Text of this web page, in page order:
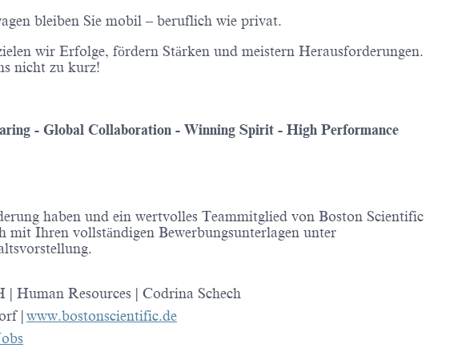
bleiben Sie mobil – beruflich wie privat.
wir Erfolge, fördern Stärken und meistern Herausforderungen.
nicht zu kurz!
- Global Collaboration - Winning Spirit - High Performance
haben und ein wertvolles Teammitglied von Boston Scientific
mit Ihren vollständigen Bewerbungsunterlagen unter
Human Resources | Codrina Schech
| www.bostonscientific.de